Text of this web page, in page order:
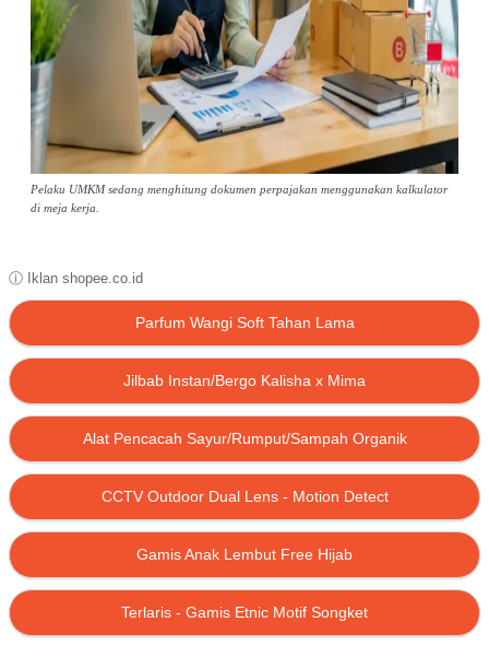
Pelaku UMKM sedang menghitung dokumen perpajakan menggunakan kalkulator
di meja kerja.
ⓘ Iklan shopee.co.id
Parfum Wangi Soft Tahan Lama
Jilbab Instan/Bergo Kalisha x Mima
Alat Pencacah Sayur/Rumput/Sampah Organik
CCTV Outdoor Dual Lens - Motion Detect
Gamis Anak Lembut Free Hijab
Terlaris - Gamis Etnic Motif Songket